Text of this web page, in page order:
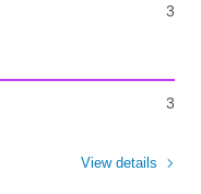
3
3
View details